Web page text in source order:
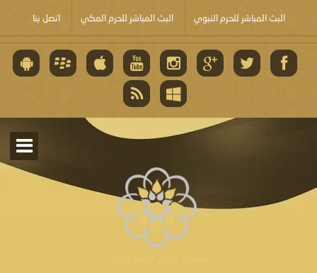
البث المباشر للحرم النبوي البث المباشر للحرم المكي اتصل بنا